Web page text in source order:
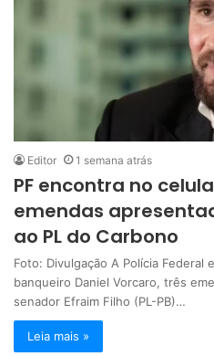
Editor 1 semana atrás
PF encontra no
emendas
ao PL do Carbono
Foto: Divulgação A Polícia Federal
banqueiro Daniel Vorcaro, três
senador Efraim Filho (PL-PB)…
Leia mais »